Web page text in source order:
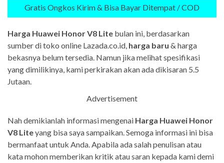
Gratis Ongkos Kirim & Bisa Bayar Ditempat / COD
Harga Huawei Honor V8 Lite bulan ini, berdasarkan
sumber di toko online Lazada.co.id, harga baru & harga
bekasnya belum tersedia. Namun jika melihat spesifikasi
yang dimilikinya, kami perkirakan akan ada dikisaran 5.5
Jutaan.
Advertisement
Nah demikianlah informasi mengenai Harga Huawei Honor
V8 Liteyang bisa saya sampaikan. Semoga informasi ini bisa
bermanfaat untuk Anda. Apabila ada salah penulisan atau
kata mohon memberikan kritik atau saran kepada kami demi